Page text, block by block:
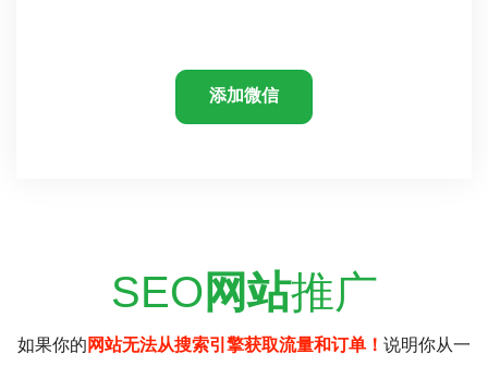
添加微信
SEO 网站推广
如果你的 网站无法从搜索引擎获取流量和订单！ 说明你从一